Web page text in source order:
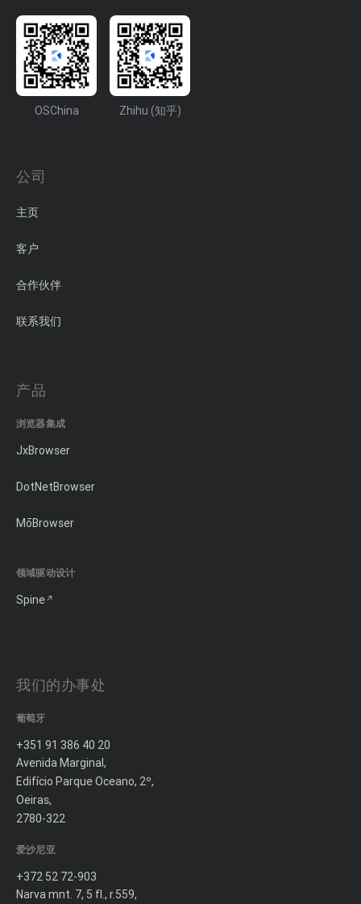
OSChina Zhihu (知乎)
公司
主页
客户
合作伙伴
联系我们
产品
浏览器集成
JxBrowser
DotNetBrowser
MōBrowser
领域驱动设计
Spine
我们的办事处
葡萄牙
+351 91 386 40 20
Avenida Marginal,
Edifício Parque Oceano, 2º,
Oeiras,
2780-322
爱沙尼亚
+372 52 72-903
Narva mnt. 7, 5 fl., r.559,